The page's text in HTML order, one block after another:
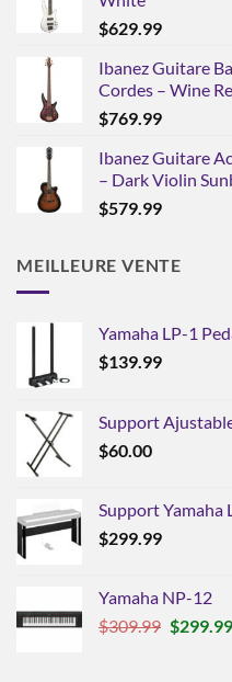
$629.99
Ibanez Guitare
Cordes – Wine
$769.99
Ibanez Guitare
– Dark Violin
$579.99
MEILLEURE VENTE
Yamaha LP-1
$139.99
Support
$60.00
Support Yamaha
$299.99
Yamaha NP-12
$309.99 Le
$299.99